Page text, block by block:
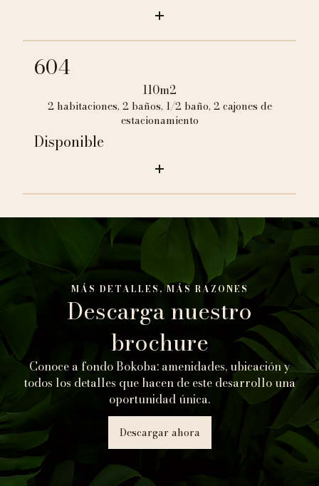
604
110m2
2 habitaciones, 2 baños, 1/2 baño, 2 cajones de
estacionamiento
Disponible
MÁS DETALLES, MÁS RAZONES
Descarga nuestro
brochure
Conoce a fondo Bokoba: amenidades, ubicación y
todos los detalles que hacen de este desarrollo una
oportunidad única.
Descargar ahora